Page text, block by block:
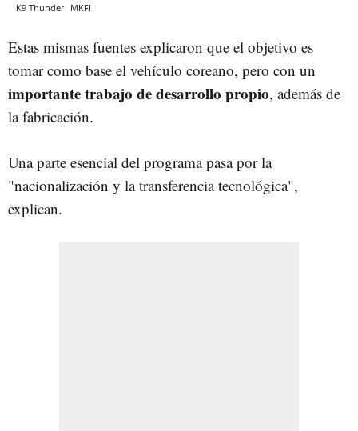
K9 Thunder MKFI
Estas mismas fuentes explicaron que el objetivo es
tomar como base el vehículo coreano, pero con un
importante trabajo de desarrollo propio, además de
la fabricación.
Una parte esencial del programa pasa por la
"nacionalización y la transferencia tecnológica",
explican.